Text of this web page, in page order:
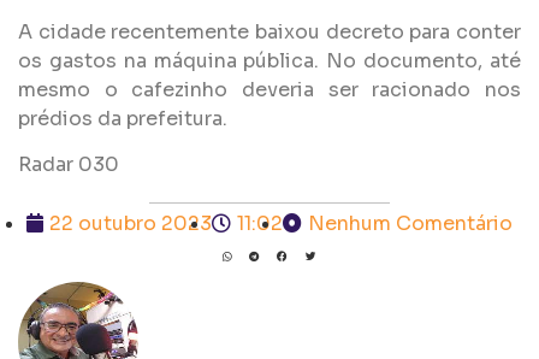
A cidade recentemente baixou decreto para conter
os gastos na máquina pública. No documento, até
mesmo o cafezinho deveria ser racionado nos
prédios da prefeitura.
Radar 030
22 outubro 2023 11:02 Nenhum Comentário